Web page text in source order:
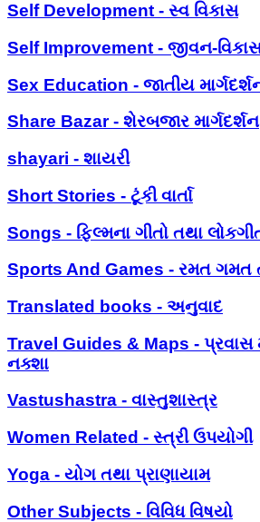
Self Development - સ્વ વિકાસ
Self Improvement - જીવન-
Sex Education - જાતીય
Share Bazar - શેરબજાર માર્ગદર્શન
shayari - શાયરી
Short Stories - ટૂંકી વાર્તા
Songs - ફિલ્મના ગીતો તથા
Sports And Games - રમત ગમત
Translated books - અનુવાદ
Travel Guides & Maps - પ્રવાસ
નક્શા
Vastushastra - વાસ્તુશાસ્ત્ર
Women Related - સ્ત્રી ઉપયોગી
Yoga - યોગ તથા પ્રાણાયામ
Other Subjects - વિવિધ વિષયો